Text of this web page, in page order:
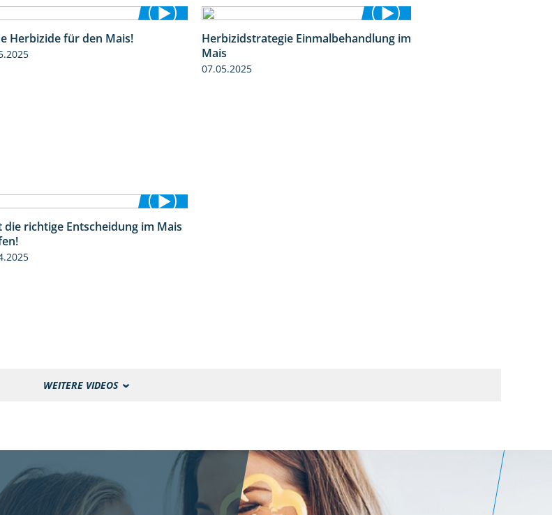
Herbizide für den Mais! 1:45
Herbizidstrategie Einmalbehandlung im
Mais
07.05.2025
2:42
die richtige Entscheidung im Mais
WEITERE VIDEOS